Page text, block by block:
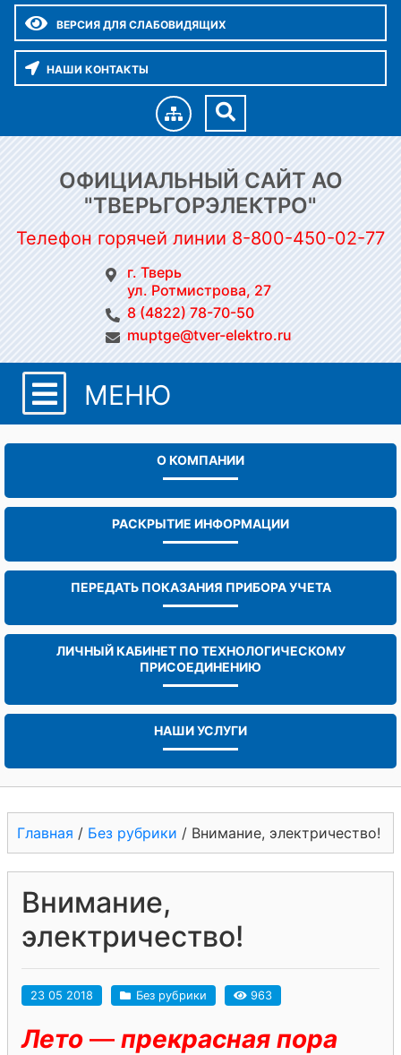
ВЕРСИЯ ДЛЯ СЛАБОВИДЯЩИХ
НАШИ КОНТАКТЫ
ОФИЦИАЛЬНЫЙ САЙТ АО
"ТВЕРЬГОРЭЛЕКТРО"
Телефон горячей линии 8-800-450-02-77
г. Тверь
ул. Ротмистрова, 27
8 (4822) 78-70-50
muptge@tver-elektro.ru
МЕНЮ
О КОМПАНИИ
РАСКРЫТИЕ ИНФОРМАЦИИ
ПЕРЕДАТЬ ПОКАЗАНИЯ ПРИБОРА УЧЕТА
ЛИЧНЫЙ КАБИНЕТ ПО ТЕХНОЛОГИЧЕСКОМУ
ПРИСОЕДИНЕНИЮ
НАШИ УСЛУГИ
Главная / Без рубрики / Внимание, электричество!
Внимание,
электричество!
23 05 2018 Без рубрики 963
Лето — прекрасная пора